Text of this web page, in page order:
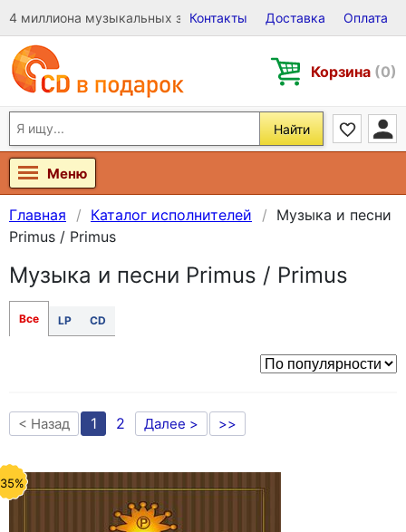
4 миллиона музыкальных записей на Виниле, CD и DVD
Контакты Доставка Оплата
Корзина (0)
Найти
Меню
Главная Каталог исполнителей
Музыка и песни
Primus / Primus
Музыка и песни Primus / Primus
Все LP CD
< Назад 1 2 Далее > >>